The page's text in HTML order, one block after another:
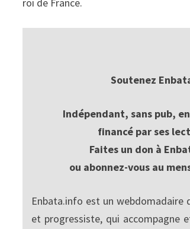
roi de France.
Soutenez
Indépendant, sans pub,
financé par ses
Faites un don à
ou abonnez-vous au
Enbata.info est un webdomadaire
et progressiste, qui accompagne